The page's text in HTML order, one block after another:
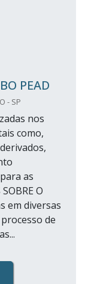
PEAD
- SP
nos
como,
as
O
em diversas
de